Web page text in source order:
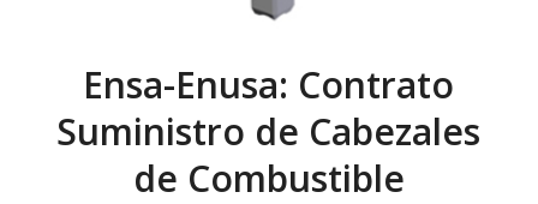
Ensa-Enusa: Contrato
Suministro de Cabezales
de Combustible